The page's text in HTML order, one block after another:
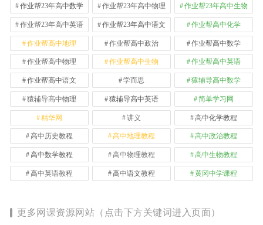
作业帮23年高中数学 作业帮23年高中物理 作业帮23年高中生物
作业帮23年高中英语 作业帮23年高中语文 作业帮高中化学
作业帮高中地理 作业帮高中政治 作业帮高中数学
作业帮高中物理 作业帮高中生物 作业帮高中英语
作业帮高中语文 学而思 猿辅导高中数学
猿辅导高中物理 猿辅导高中英语 简单学习网
精华网 讲义 高中化学教程
高中历史教程 高中地理教程 高中政治教程
高中数学教程 高中物理教程 高中生物教程
高中英语教程 高中语文教程 黄冈中学课程
更多网课资源网站（点击下方关键词进入页面）